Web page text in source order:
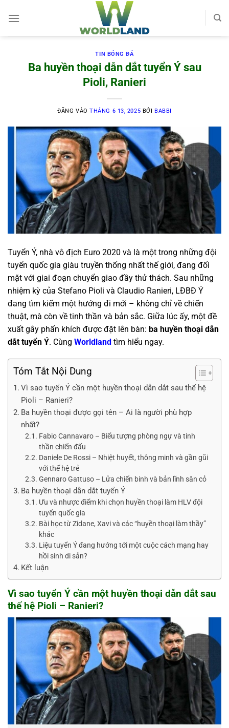
qua
TIN BÓNG ĐÁ
Ba huyền thoại dẫn dắt tuyển Ý sau
Pioli, Ranieri
ĐĂNG VÀOTHÁNG 6 13, 2025 BỞI BABBI
Tuyển Ý, nhà vô địch Euro 2020 và là một trong những đội
tuyển quốc gia giàu truyền thống nhất thế giới, đang đối
mặt với giai đoạn chuyển giao đầy thử thách. Sau những
nhiệm kỳ của Stefano Pioli và Claudio Ranieri, LĐBĐ Ý
đang tìm kiếm một hướng đi mới – không chỉ về chiến
thuật, mà còn về tinh thần và bản sắc. Giữa lúc ấy, một đề
xuất gây phấn khích được đặt lên bàn: ba huyền thoại dẫn
dắt tuyển Ý. Cùng Worldland tìm hiểu ngay.
Tóm Tắt Nội Dung
Vì sao tuyển Ý cần một huyền thoại dẫn dắt sau thế hệ
Pioli – Ranieri?
Ba huyền thoại được gọi tên – Ai là người phù hợp
nhất?
Fabio Cannavaro – Biểu tượng phòng ngự và tinh
thần chiến đấu
Daniele De Rossi – Nhiệt huyết, thông minh và gần gũi
với thế hệ trẻ
Gennaro Gattuso – Lửa chiến binh và bản lĩnh sân cỏ
Ba huyền thoại dẫn dắt tuyển Ý
Ưu và nhược điểm khi chọn huyền thoại làm HLV đội
tuyển quốc gia
Bài học từ Zidane, Xavi và các “huyền thoại làm thầy”
khác
Liệu tuyển Ý đang hướng tới một cuộc cách mạng hay
hồi sinh di sản?
Kết luận
Vì sao tuyển Ý cần một huyền thoại dẫn dắt sau
thế hệ Pioli – Ranieri?